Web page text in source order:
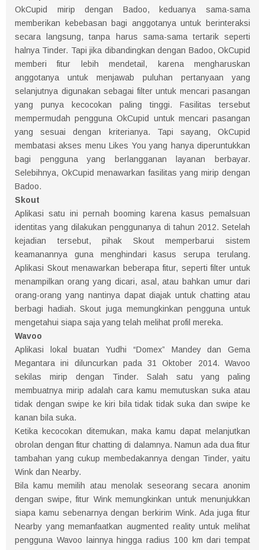
OkCupid mirip dengan Badoo, keduanya sama-sama
memberikan kebebasan bagi anggotanya untuk berinteraksi
secara langsung, tanpa harus sama-sama tertarik seperti
halnya Tinder. Tapi jika dibandingkan dengan Badoo, OkCupid
memberi fitur lebih mendetail, karena mengharuskan
anggotanya untuk menjawab puluhan pertanyaan yang
selanjutnya digunakan sebagai filter untuk mencari pasangan
yang punya kecocokan paling tinggi. Fasilitas tersebut
mempermudah pengguna OkCupid untuk mencari pasangan
yang sesuai dengan kriterianya. Tapi sayang, OkCupid
membatasi akses menu Likes You yang hanya diperuntukkan
bagi pengguna yang berlangganan layanan berbayar.
Selebihnya, OkCupid menawarkan fasilitas yang mirip dengan
Badoo.
Skout
Aplikasi satu ini pernah booming karena kasus pemalsuan
identitas yang dilakukan penggunanya di tahun 2012. Setelah
kejadian tersebut, pihak Skout memperbarui sistem
keamanannya guna menghindari kasus serupa terulang.
Aplikasi Skout menawarkan beberapa fitur, seperti filter untuk
menampilkan orang yang dicari, asal, atau bahkan umur dari
orang-orang yang nantinya dapat diajak untuk chatting atau
berbagi hadiah. Skout juga memungkinkan pengguna untuk
mengetahui siapa saja yang telah melihat profil mereka.
Wavoo
Aplikasi lokal buatan Yudhi “Domex” Mandey dan Gema
Megantara ini diluncurkan pada 31 Oktober 2014. Wavoo
sekilas mirip dengan Tinder. Salah satu yang paling
membuatnya mirip adalah cara kamu memutuskan suka atau
tidak dengan swipe ke kiri bila tidak tidak suka dan swipe ke
kanan bila suka.
Ketika kecocokan ditemukan, maka kamu dapat melanjutkan
obrolan dengan fitur chatting di dalamnya. Namun ada dua fitur
tambahan yang cukup membedakannya dengan Tinder, yaitu
Wink dan Nearby.
Bila kamu memilih atau menolak seseorang secara anonim
dengan swipe, fitur Wink memungkinkan untuk menunjukkan
siapa kamu sebenarnya dengan berkirim Wink. Ada juga fitur
Nearby yang memanfaatkan augmented reality untuk melihat
pengguna Wavoo lainnya hingga radius 100 km dari tempat